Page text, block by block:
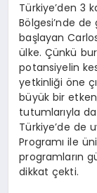
Türkiye’den 3
Bölgesi’nde de
başlayan
ülke. Çünkü
potansiyelin
yetkinliği öne
büyük bir
tutumlarıyla da
Türkiye’de de
Programı ile
programların
dikkat çekti.